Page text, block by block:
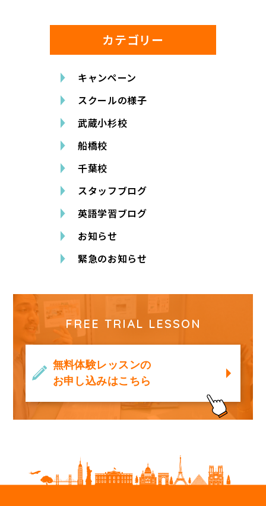
カテゴリー
キャンペーン
スクールの様子
武蔵小杉校
船橋校
千葉校
スタッフブログ
英語学習ブログ
お知らせ
緊急のお知らせ
FREE TRIAL LESSON
無料体験レッスンの
お申し込みはこちら